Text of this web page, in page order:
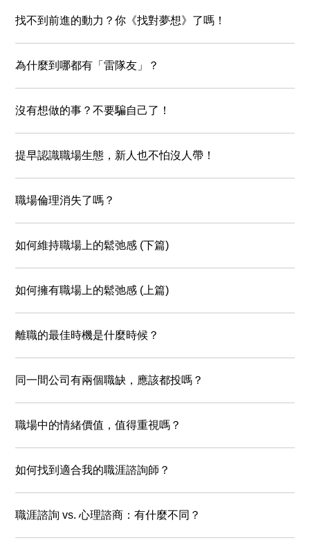
找不到前進的動力？你《找對夢想》了嗎！
為什麼到哪都有「雷隊友」？
沒有想做的事？不要騙自己了！
提早認識職場生態，新人也不怕沒人帶！
職場倫理消失了嗎？
如何維持職場上的鬆弛感 (下篇)
如何擁有職場上的鬆弛感 (上篇)
離職的最佳時機是什麼時候？
同一間公司有兩個職缺，應該都投嗎？
職場中的情緒價值，值得重視嗎？
如何找到適合我的職涯諮詢師？
職涯諮詢 vs. 心理諮商：有什麼不同？